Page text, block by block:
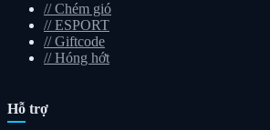
// Chém gió
// ESPORT
// Giftcode
// Hóng hớt
Hỗ trợ